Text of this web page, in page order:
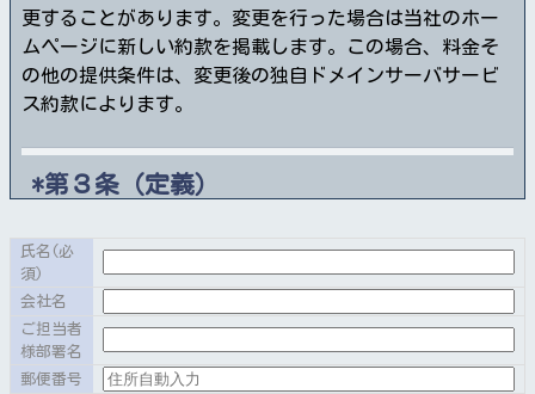
更することがあります。変更を行った場合は当社のホー
ムページに新しい約款を掲載します。この場合、料金そ
の他の提供条件は、変更後の独自ドメインサーバサービ
ス約款によります。
第３条（定義）
約を締結している方をいいます。契約者が１８歳未満の
場合は保護者の承諾を必要とします。
（２）「利用月」とは毎月２６日からその翌月の２５日
までとします。
（３）独自ドメインサーバサービスの最低利用契約期間
氏名 (必
須)
会社名
ご担当者
様部署名
郵便番号